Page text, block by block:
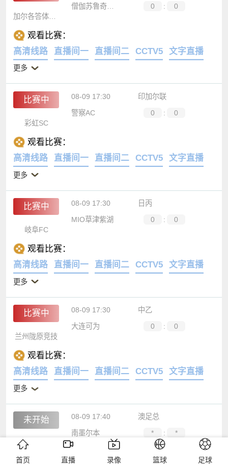
首页 直播 录像 篮球 足球
比赛中
观看比赛：
更多
比赛中
彩虹SC
观看比赛：
高清线路
直播间一 直播间二 CCTV5 文字直播
更多
岐阜FC
观看比赛：
高清线路
直播间一 直播间二 CCTV5 文字直播
更多
兰州陇原竞技
观看比赛：
高清线路
直播间一 直播间二 CCTV5 文字直播
更多
未开始 08-09 17:40
澳足总